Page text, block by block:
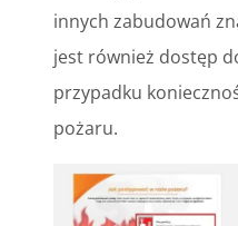
innych zabudowań
jest również dostęp
przypadku
pożaru.